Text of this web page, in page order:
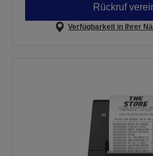
Rückruf
Verfügbarkeit in Ihrer